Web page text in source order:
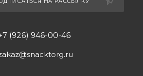
(926) 946-00-46